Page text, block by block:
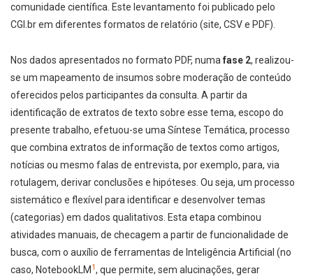
comunidade científica. Este levantamento foi publicado pelo
CGI.br em diferentes formatos de relatório (site, CSV e PDF).
Nos dados apresentados no formato PDF, numa fase 2, realizou-
se um mapeamento de insumos sobre moderação de conteúdo
oferecidos pelos participantes da consulta. A partir da
identificação de extratos de texto sobre esse tema, escopo do
presente trabalho, efetuou-se uma Síntese Temática, processo
que combina extratos de informação de textos como artigos,
notícias ou mesmo falas de entrevista, por exemplo, para, via
rotulagem, derivar conclusões e hipóteses. Ou seja, um processo
sistemático e flexível para identificar e desenvolver temas
(categorias) em dados qualitativos. Esta etapa combinou
atividades manuais, de checagem a partir de funcionalidade de
busca, com o auxílio de ferramentas de Inteligência Artificial (no
caso, NotebookLM 1, que permite, sem alucinações, gerar